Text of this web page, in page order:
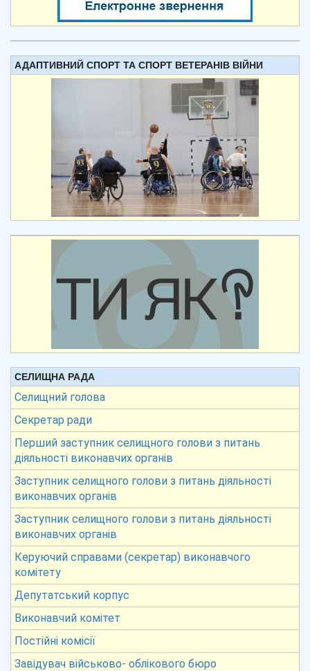
АДАПТИВНИЙ СПОРТ ТА СПОРТ ВЕТЕРАНІВ ВІЙНИ
СЕЛИЩНА РАДА
Селищний голова
Секретар ради
Перший заступник селищного голови з питань
діяльності виконавчих органів
Заступник селищного голови з питань діяльності
виконавчих органів
Заступник селищного голови з питань діяльності
виконавчих органів
Керуючий справами (секретар) виконавчого
комітету
Депутатський корпус
Виконавчий комітет
Постійні комісії
Завідувач військово- облікового бюро